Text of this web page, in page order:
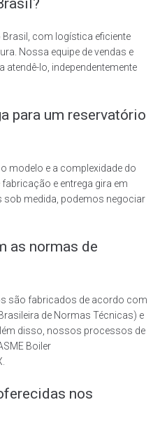
com logística eficiente
Nossa equipe de vendas e
lo, independentemente
para um reservatório
modelo e a complexidade do
e entrega gira em
sob medida, podemos negociar
as normas de
são fabricados de acordo com
de Normas Técnicas) e
disso, nossos processos de
Boiler
nos